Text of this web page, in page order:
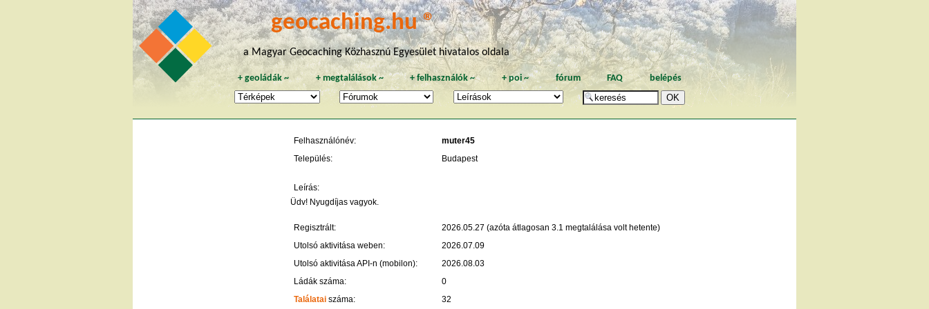
geocaching.hu ®
a Magyar Geocaching Közhasznú Egyesület hivatalos oldala
+geoládák ~ + megtalálások~ +felhasználók~ + poi~ fórum FAQ belépés
Felhasználónév:
muter45
Település:
Budapest
Leírás:
Üdv! Nyugdíjas vagyok.
Regisztrált:
2026.05.27 (azóta átlagosan 3.1 megtalálása volt hetente)
Utolsó aktivitása weben:
2026.07.09
Utolsó aktivitása API-n (mobilon):
2026.08.03
Ládák száma:
0
Találatai száma:
32